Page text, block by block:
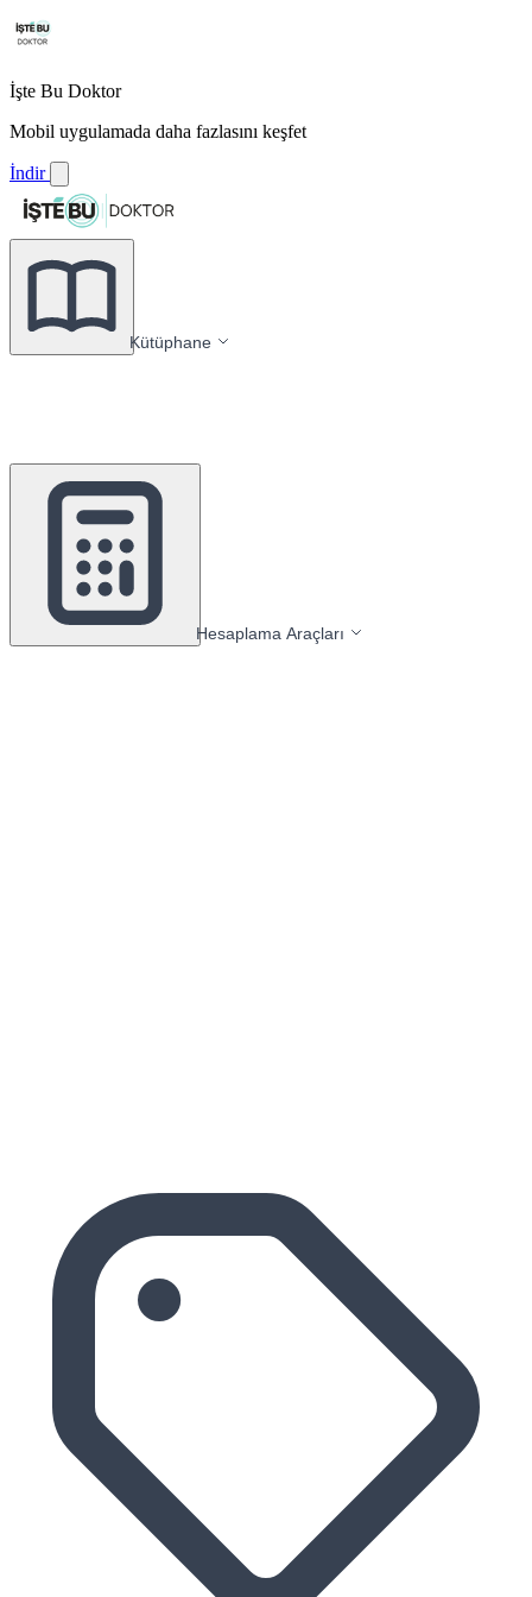
İşte Bu Doktor
Mobil uygulamada daha fazlasını keşfet
İndir
Kütüphane
Hesaplama Araçları